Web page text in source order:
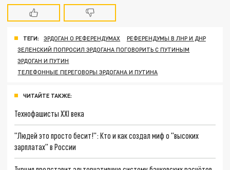
ТЕГИ: ЭРДОГАН О РЕФЕРЕНДУМАХ
РЕФЕРЕНДУМЫ В ЛНР И ДНР
ЗЕЛЕНСКИЙ ПОПРОСИЛ ЭРДОГАНА ПОГОВОРИТЬ С ПУТИНЫМ
ЭРДОГАН И ПУТИН
ТЕЛЕФОННЫЕ ПЕРЕГОВОРЫ ЭРДОГАНА И ПУТИНА
ЧИТАЙТЕ ТАКЖЕ:
Технофашисты XXI века
"Людей это просто бесит!": Кто и как создал миф о "высоких
зарплатах" в России